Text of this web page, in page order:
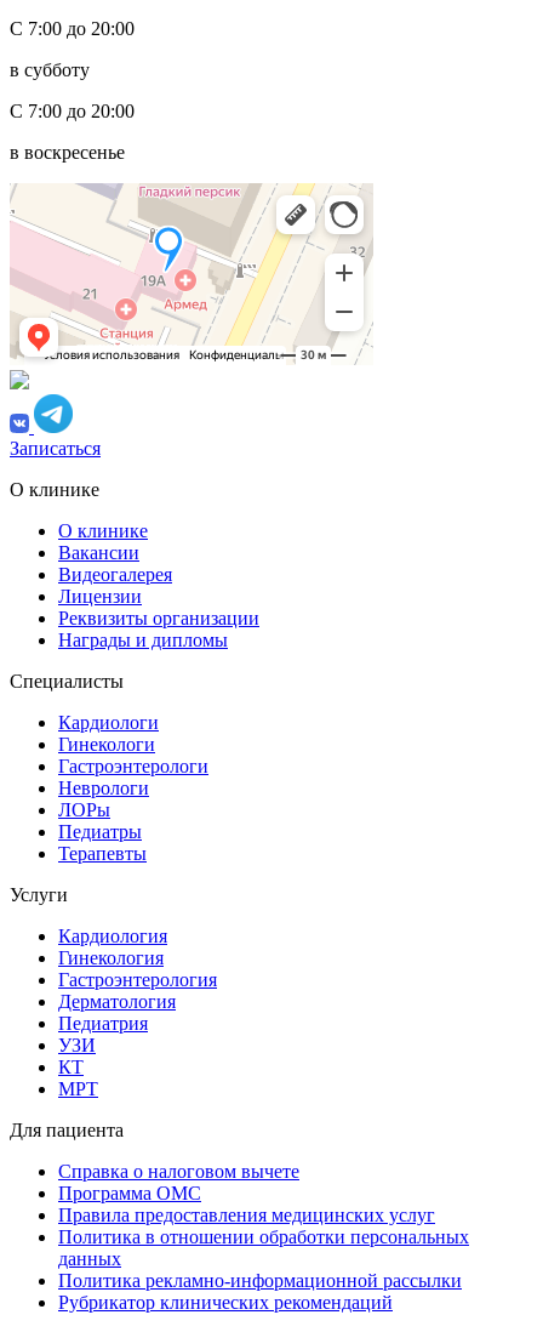
С 7:00 до 20:00
в субботу
С 7:00 до 20:00
в воскресенье
Записаться
О клинике
О клинике
Вакансии
Видеогалерея
Лицензии
Реквизиты организации
Награды и дипломы
Специалисты
Кардиологи
Гинекологи
Гастроэнтерологи
Неврологи
ЛОРы
Педиатры
Терапевты
Услуги
Кардиология
Гинекология
Гастроэнтерология
Дерматология
Педиатрия
УЗИ
КТ
МРТ
Для пациента
Справка о налоговом вычете
Программа ОМС
Правила предоставления медицинских услуг
Политика в отношении обработки персональных
данных
Политика рекламно-информационной рассылки
Рубрикатор клинических рекомендаций